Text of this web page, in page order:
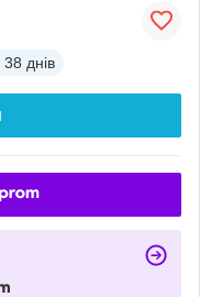
38 днів